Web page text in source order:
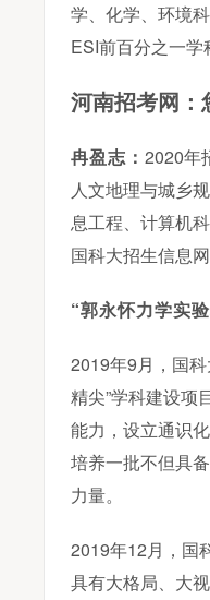
学、化学、环境
ESI前百分之一学
河南招考网：
冉盈志： 2020年
人文地理与城乡
息工程、计算机
国科大招生信息
“郭永怀力学实
2019年9月，国
精尖”学科建设项
能力，设立通识
培养一批不但具
力量。
2019年12月，国
具有大格局、大